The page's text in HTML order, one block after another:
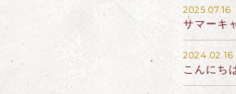
2025.07.16
サマーキ
2024.02.16
こんにち